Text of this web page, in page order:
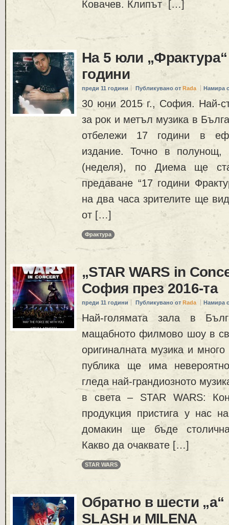
Ковачев. Клипът […]
На 5 юли
години
преди 11 години Публикувано от Rada Намира
30 юни 2015 г., София. Най-
за рок и метъл музика в
отбележи 17 години в
издание. Точно в
(неделя), по Диема ще
предаване “17 години
на два часа зрителите ще
от […]
Фрактура
„STAR WARS in
София през 2016-та
преди 11 години Публикувано от Rada Намира
Най-голямата зала в
мащабното филмово шоу в
оригиналната музика и
публика ще има
гледа най-грандиозното
в света – STAR WARS:
продукция пристига у нас
домакин ще бъде
Какво да очаквате […]
STAR WARS
Обратно в шести „а“
SLASH и MILENA